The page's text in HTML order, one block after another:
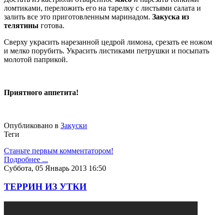
ломтиками, переложить его на тарелку с листьями салата и
залить все это приготовленным маринадом. Закуска из
телятины готова.
Сверху украсить нарезанной цедрой лимона, срезать ее ножом
и мелко порубить. Украсить листиками петрушки и посыпать
молотой паприкой.
Приятного аппетита!
Опубликовано в Закуски
Теги
Станьте первым комментатором!
Подробнее ...
Суббота, 05 Январь 2013 16:50
ТЕРРИН ИЗ УТКИ